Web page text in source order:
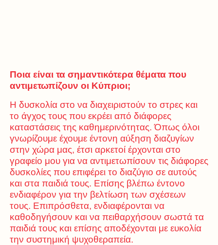
Ποια είναι τα σημαντικότερα θέματα που
αντιμετωπίζουν οι Κύπριοι;
Η δυσκολία στο να διαχειριστούν το στρες και
το άγχος τους που εκρέει από διάφορες
καταστάσεις της καθημερινότητας. Όπως όλοι
γνωρίζουμε έχουμε έντονη αύξηση διαζυγίων
στην χώρα μας, έτσι αρκετοί έρχονται στο
γραφείο μου για να αντιμετωπίσουν τις διάφορες
δυσκολίες που επιφέρει το διαζύγιο σε αυτούς
και στα παιδιά τους. Επίσης βλέπω έντονο
ενδιαφέρον για την βελτίωση των σχέσεων
τους. Επιπρόσθετα, ενδιαφέρονται να
καθοδηγήσουν και να πειθαρχήσουν σωστά τα
παιδιά τους και επίσης αποδέχονται με ευκολία
την συστημική ψυχοθεραπεία.